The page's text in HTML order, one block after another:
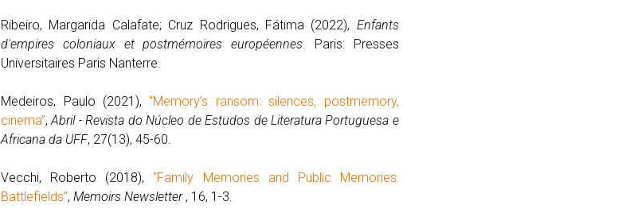
Ribeiro, Margarida Calafate; Cruz Rodrigues, Fátima (2022), Enfants
d'empires coloniaux et postmémoires européennes. Paris: Presses
Universitaires Paris Nanterre.
Medeiros, Paulo (2021), “Memory’s ransom: silences, postmemory,
cinema”,Abril -Revista do Núcleo de Estudos de Literatura Portuguesa e
Africana da UFF, 27(13), 45-60.
Vecchi, Roberto (2018), “Family Memories and Public Memories:
Battlefields”,Memoirs Newsletter, 16, 1-3.